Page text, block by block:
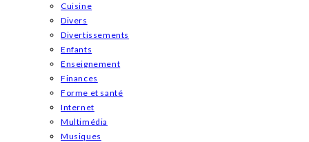
Cuisine
Divers
Divertissements
Enfants
Enseignement
Finances
Forme et santé
Internet
Multimédia
Musiques